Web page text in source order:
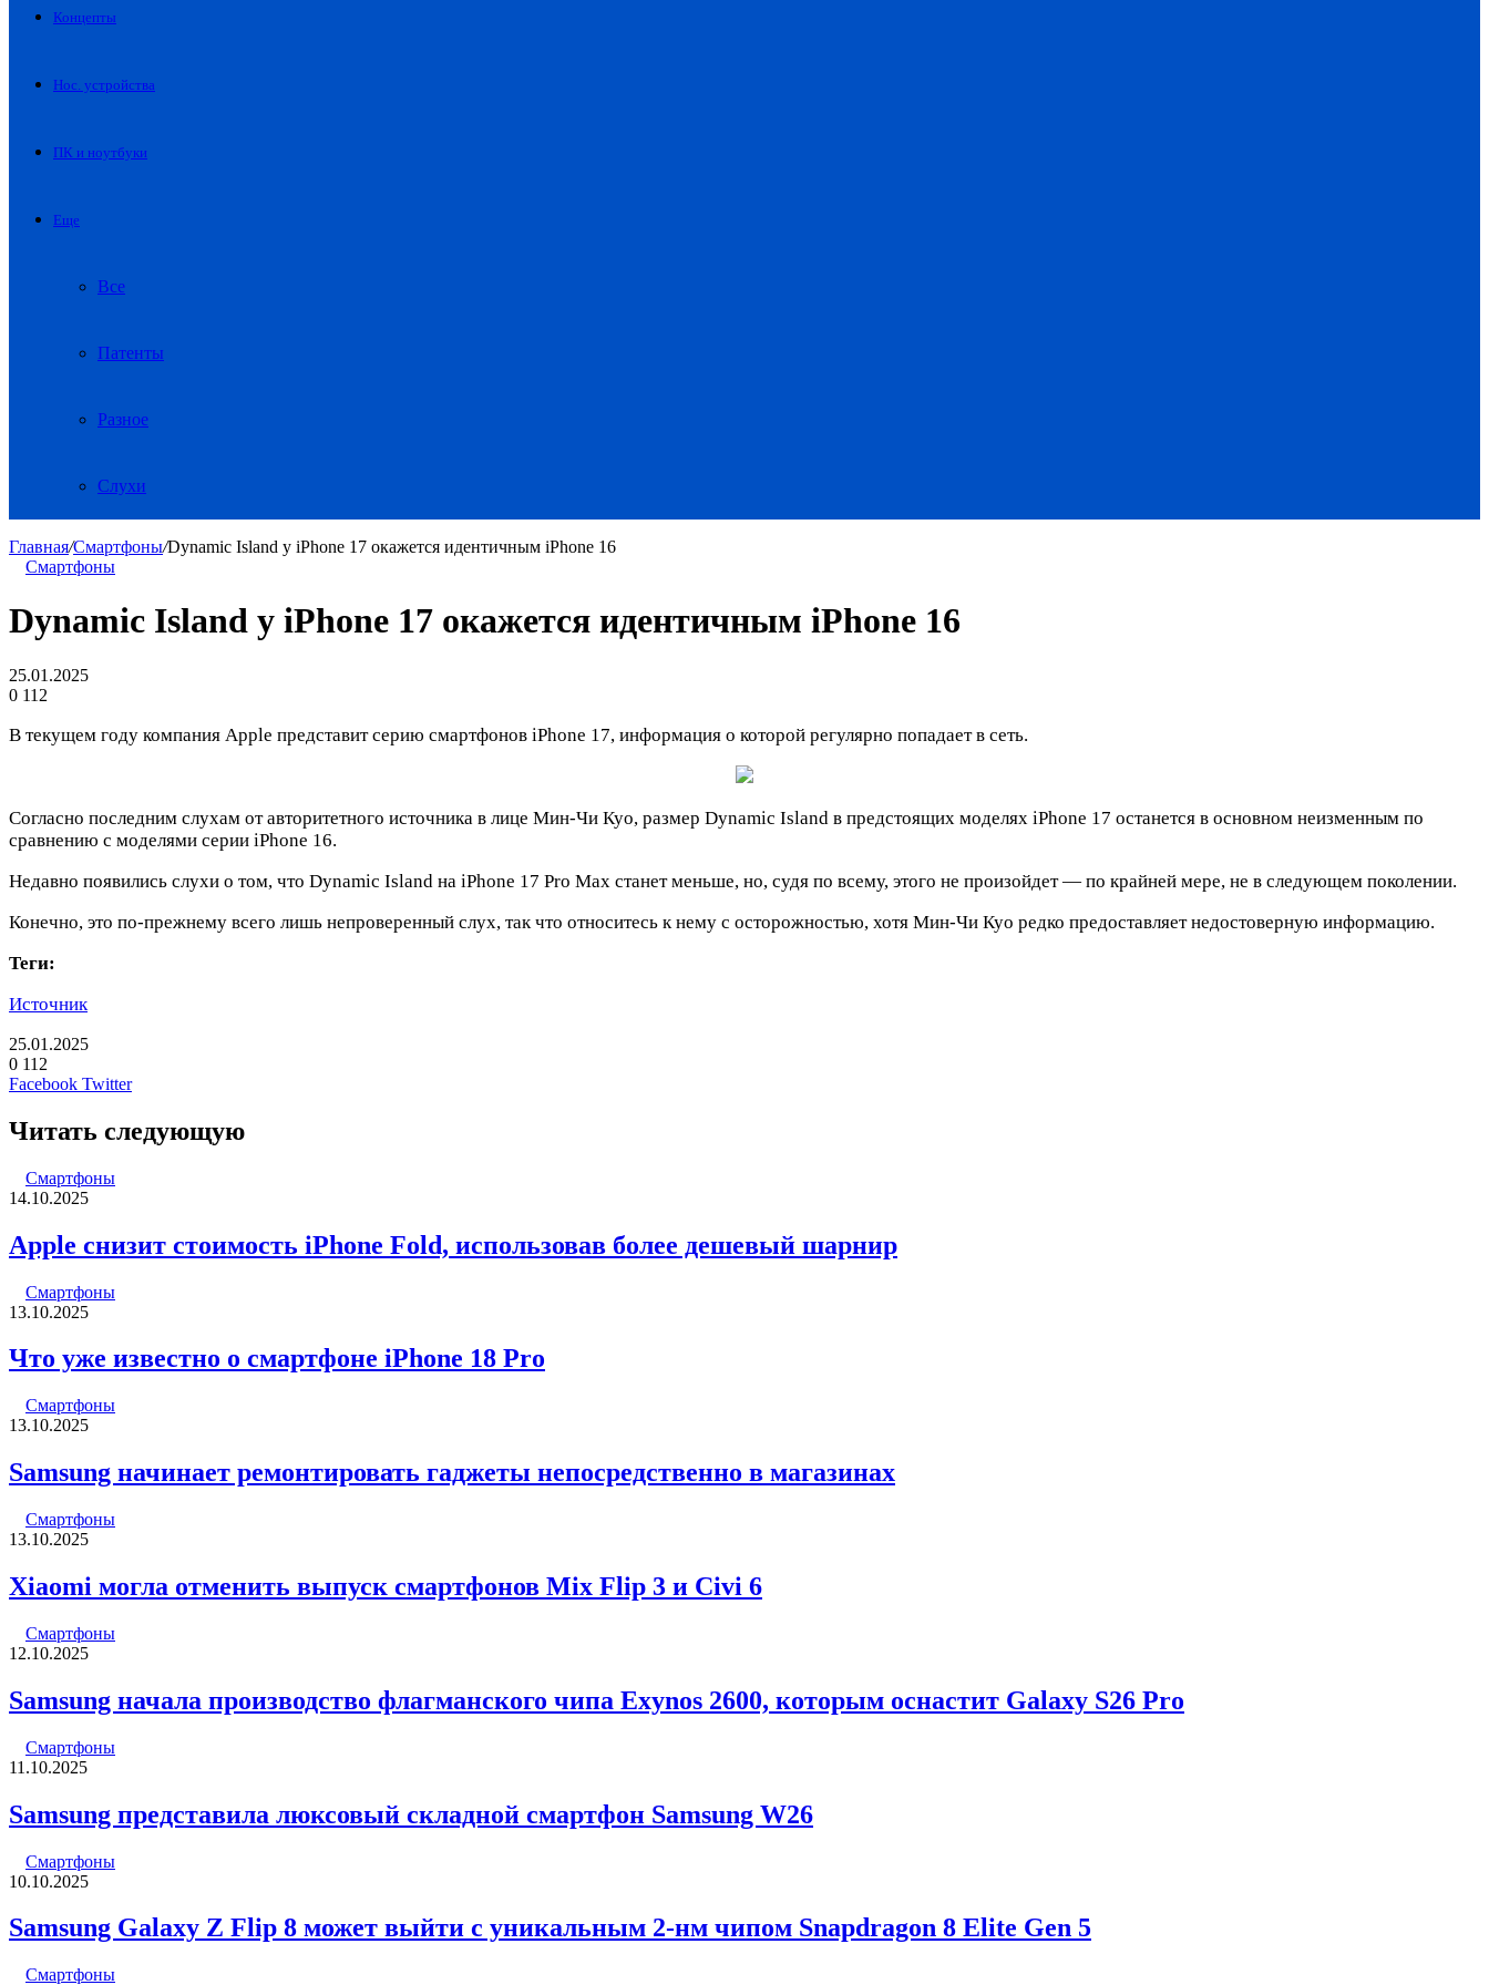
Концепты
Нос. устройства
ПК и ноутбуки
Еще
Все
Патенты
Разное
Слухи
Главная/Смартфоны/Dynamic Island у iPhone 17 окажется идентичным iPhone 16
Смартфоны
Dynamic Island у iPhone 17 окажется идентичным iPhone 16
25.01.2025
0 112
В текущем году компания Apple представит серию смартфонов iPhone 17, информация о которой регулярно попадает в сеть.
Согласно последним слухам от авторитетного источника в лице Мин-Чи Куо, размер Dynamic Island в предстоящих моделях iPhone 17 останется в основном неизменным по
сравнению с моделями серии iPhone 16.
Недавно появились слухи о том, что Dynamic Island на iPhone 17 Pro Max станет меньше, но, судя по всему, этого не произойдет — по крайней мере, не в следующем поколении.
Конечно, это по-прежнему всего лишь непроверенный слух, так что относитесь к нему с осторожностью, хотя Мин-Чи Куо редко предоставляет недостоверную информацию.
Теги:
Источник
25.01.2025
0 112
Facebook TwitterLinkedIn
Pinterest
Вконтакте
Одноклассники
Skype
WhatsApp
Telegram
Viber
Читать следующую
Смартфоны
14.10.2025
Apple снизит стоимость iPhone Fold, использовав более дешевый шарнир
Смартфоны
13.10.2025
Что уже известно о смартфоне iPhone 18 Pro
Смартфоны
13.10.2025
Samsung начинает ремонтировать гаджеты непосредственно в магазинах
Смартфоны
13.10.2025
Xiaomi могла отменить выпуск смартфонов Mix Flip 3 и Civi 6
Смартфоны
12.10.2025
Samsung начала производство флагманского чипа Exynos 2600, которым оснастит Galaxy S26 Pro
Смартфоны
11.10.2025
Samsung представила люксовый складной смартфон Samsung W26
Смартфоны
10.10.2025
Samsung Galaxy Z Flip 8 может выйти с уникальным 2-нм чипом Snapdragon 8 Elite Gen 5
Смартфоны